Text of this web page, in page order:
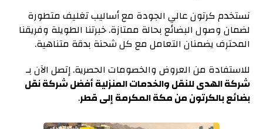
نستخدم كرتون عالي الجودة مع أساليب تغليف متطورة
لضمان وصول البضائع بحالة ممتازة. خبرتنا الطويلة وفريقنا
المحترف يضمنان التعامل مع كل شحنة بدقة متناهية.
للاستفادة من العروض والخصومات الحصرية. إتصل الآن بـ
شركة الهدى للنقل والخدمات المنزلية أفضل شركة نقل
بضائع بالكرتون من مكة المكرمة إلى قطر.